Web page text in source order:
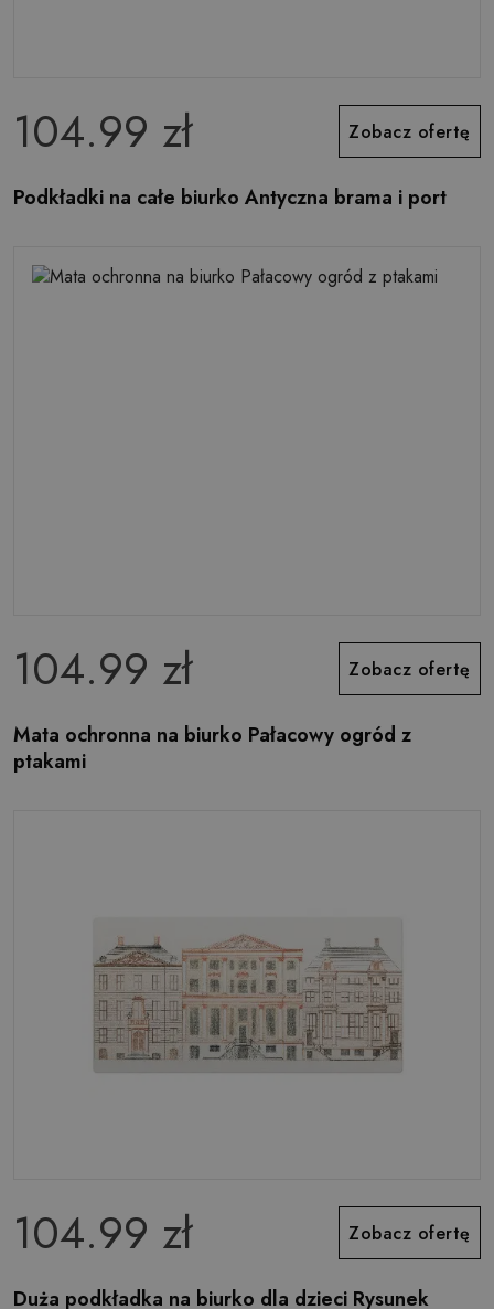
104.99 zł Zobacz ofertę
Podkładki na całe biurko Antyczna brama i port
104.99 zł Zobacz ofertę
Mata ochronna na biurko Pałacowy ogród z
ptakami
104.99 zł Zobacz ofertę
Duża podkładka na biurko dla dzieci Rysunek